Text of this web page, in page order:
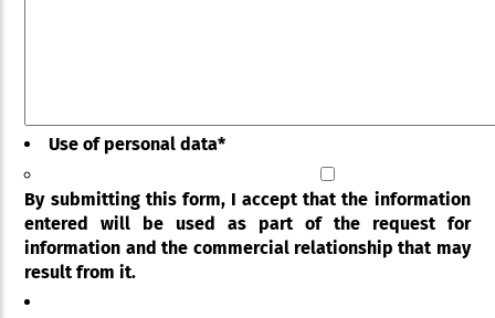
Use of personal data*
By submitting this form, I accept that the information
entered will be used as part of the request for
information and the commercial relationship that may
result from it.